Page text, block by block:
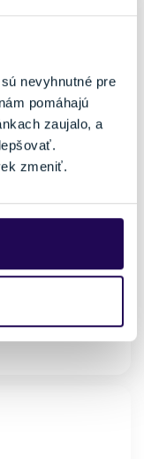
nevyhnutné pre
pomáhajú
zaujalo, a
zmeniť.